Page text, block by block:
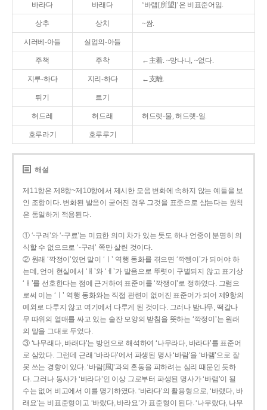
바라다 바래다 ‘바램[所望]’은 비표준어임.
상추 상치 ~쌈.
시러베-아들 실업의-아들
주책 주착 ←主着. ~망나니, ~없다.
지루-하다 지리-하다 ←支離.
튀기 트기
허드레 허드래 허드렛-물, 허드렛-일.
호루라기 호루루기
해설
제11항은 제8항~제10항에서 제시한 모음 변화에 속하지 않는 예들을 보
인 조항이다. 변화된 발음이 굳어진 경우 그것을 표준으로 삼는다는 원칙
은 동일하게 적용된다.
① ‘-구려’와 ‘-구료’는 미묘한 의미 차가 있는 듯도 하나 언중이 분명히 의
식할 수 없으므로 ‘-구려’ 쪽만 살린 것이다.
② 원래 ‘깍정이’였던 말이 ‘ㅣ’ 역행 동화를 겪으면 ‘깍젱이’가 되어야 하
는데, 언어 현실에서 ‘ㅐ’와 ‘ㅔ’가 발음으로 뚜렷이 구별되지 않고 표기상
‘ㅐ’를 선호한다는 점에 근거하여 표준어를 ‘깍쟁이’로 정하였다. 그럼으
로써 이는 ‘ㅣ’ 역행 동화와는 직접 관련이 없어진 표준어가 되어 제9항의
예외로 다루지 않고 여기에서 다루게 된 것이다. 그러나 밤나무, 떡갈나
무 따위의 열매를 싸고 있는 술잔 모양의 받침을 뜻하는 ‘깍정이’는 원래
의 말을 그대로 두었다.
③ ‘나무래다, 바래다’는 방언으로 해석하여 ‘나무라다, 바라다’를 표준어
로 삼았다. 그런데 근래 ‘바라다’에서 파생된 명사 ‘바람’을 ‘바램’으로 잘
못 쓰는 경향이 있다. ‘바람[風]’과의 혼동을 피하려는 심리 때문인 듯하
다. 그러나 동사가 ‘바라다’인 이상 그로부터 파생된 명사가 ‘바램’이 될
수는 없어 비고에서 이를 명기하였다. ‘바라다’의 활용형으로, ‘바랬다, 바
래요’는 비표준형이고 ‘바랐다, 바라요’가 표준형이 된다. ‘나무랐다, 나무